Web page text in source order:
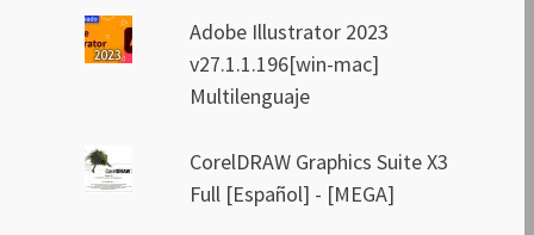
Adobe Illustrator 2023
v27.1.1.196[win-mac]
Multilenguaje
CorelDRAW Graphics Suite X3
Full [Español] - [MEGA]